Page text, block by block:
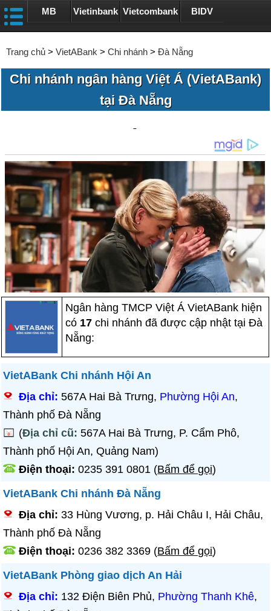
MB Vietinbank Vietcombank BIDV
Trang chủ > VietABank > Chi nhánh > Đà Nẵng
Chi nhánh ngân hàng Việt Á (VietABank)
tại Đà Nẵng
Ngân hàng TMCP Việt Á VietABank hiện
có 17 chi nhánh đã được cập nhật tại Đà
Nẵng:
VietABank Chi nhánh Hội An
Địa chỉ:567A Hai Bà Trưng, Phường Hội An,
Thành phố Đà Nẵng
(Địa chỉ cũ:567A Hai Bà Trưng, P. Cẩm Phô,
Thành phố Hội An, Quảng Nam)
Điện thoại:0235 391 0801 (Bấm để gọi)
VietABank Chi nhánh Đà Nẵng
Địa chỉ:33 Hùng Vương, p. Hải Châu I, Hải Châu,
Thành phố Đà Nẵng
Điện thoại:0236 382 3369 (Bấm để gọi)
VietABank Phòng giao dịch An Hải
Địa chỉ: 132 Điện Biên Phủ, Phường Thanh Khê,